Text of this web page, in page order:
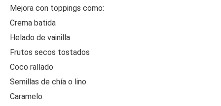
Mejora con toppings como:
Crema batida
Helado de vainilla
Frutos secos tostados
Coco rallado
Semillas de chía o lino
Caramelo